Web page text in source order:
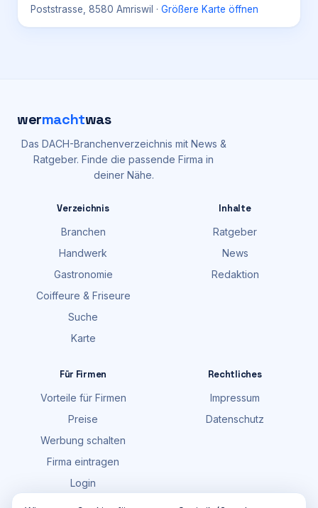
Poststrasse, 8580 Amriswil · Größere Karte öffnen
wermachtwas
Das DACH-Branchenverzeichnis mit News &
Ratgeber. Finde die passende Firma in
deiner Nähe.
Verzeichnis
Branchen
Handwerk
Gastronomie
Coiffeure & Friseure
Suche
Karte
Inhalte
Ratgeber
News
Redaktion
Für Firmen
Vorteile für Firmen
Preise
Werbung schalten
Firma eintragen
Login
Rechtliches
Impressum
Datenschutz